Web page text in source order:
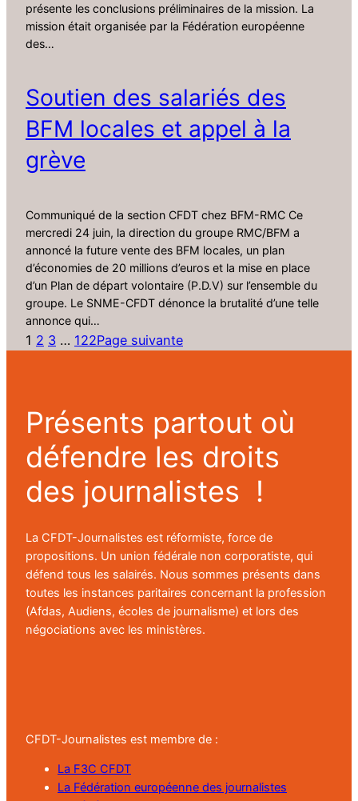
présente les conclusions préliminaires de la mission. La
mission était organisée par la Fédération européenne
des…
Soutien des salariés des
BFM locales et appel à la
grève
Communiqué de la section CFDT chez BFM-RMC Ce
mercredi 24 juin, la direction du groupe RMC/BFM a
annoncé la future vente des BFM locales, un plan
d’économies de 20 millions d’euros et la mise en place
d’un Plan de départ volontaire (P.D.V) sur l’ensemble du
groupe. Le SNME-CFDT dénonce la brutalité d’une telle
annonce qui…
1 2 3 … 122Page suivante
Présents partout où
défendre les droits
des journalistes !
La CFDT-Journalistes est réformiste, force de
propositions. Un union fédérale non corporatiste, qui
défend tous les salairés. Nous sommes présents dans
toutes les instances paritaires concernant la profession
(Afdas, Audiens, écoles de journalisme) et lors des
négociations avec les ministères.
CFDT-Journalistes est membre de :
La F3C CFDT
La Fédération européenne des journalistes